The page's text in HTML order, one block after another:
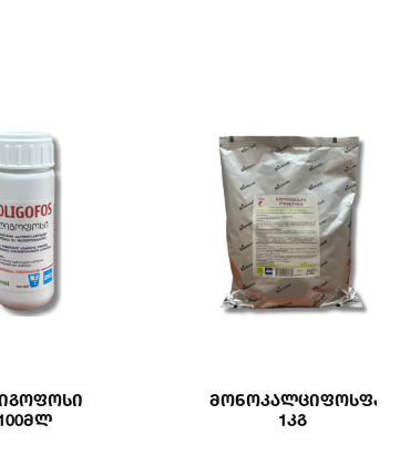
Მონოკალციფოსფატი
1კგ